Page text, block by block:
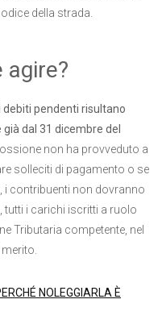
della strada.
agire?
debiti pendenti risultano
dal 31 dicembre del
non ha provveduto a
solleciti di pagamento o se
i contribuenti non dovranno
tutti i carichi iscritti a ruolo
Tributaria competente, nel
NOLEGGIARLA È